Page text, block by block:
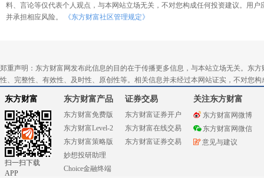
料、言论等仅代表个人观点，与本网站立场无关，不对您构成任何投资建议。用
并承担相应风险。
《东方财富社区管理规定》
郑重声明：东方财富网发布此信息的目的在于传播更多信息，与本站立场无关。东
性、完整性、有效性、及时性、原创性等。相关信息并未经过本网站证实，不对您
东方财富
扫一扫下载
APP
东方财富产品
东方财富免费版
东方财富Level-2
东方财富策略版
妙想投研助理
Choice金融终端
证券交易
东方财富证券开户
东方财富在线交易
东方财富证券交易
关注东方财富
东方财富网微博
东方财富网微信
意见与建议